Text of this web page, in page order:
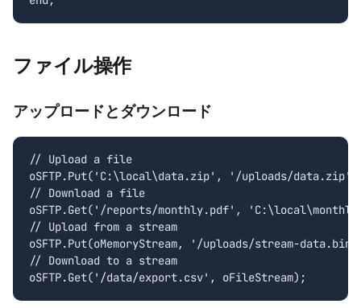
ファイル操作
アップロードとダウンロード
// Upload a file
oSFTP.Put('C:\local\data.zip', '/uploads/
// Download a file
oSFTP.Get('/reports/monthly.pdf',
// Upload from a stream
oSFTP.Put(oMemoryStream, '/uploads/stream-
// Download to a stream
oSFTP.Get('/data/export.csv', oFileStream);